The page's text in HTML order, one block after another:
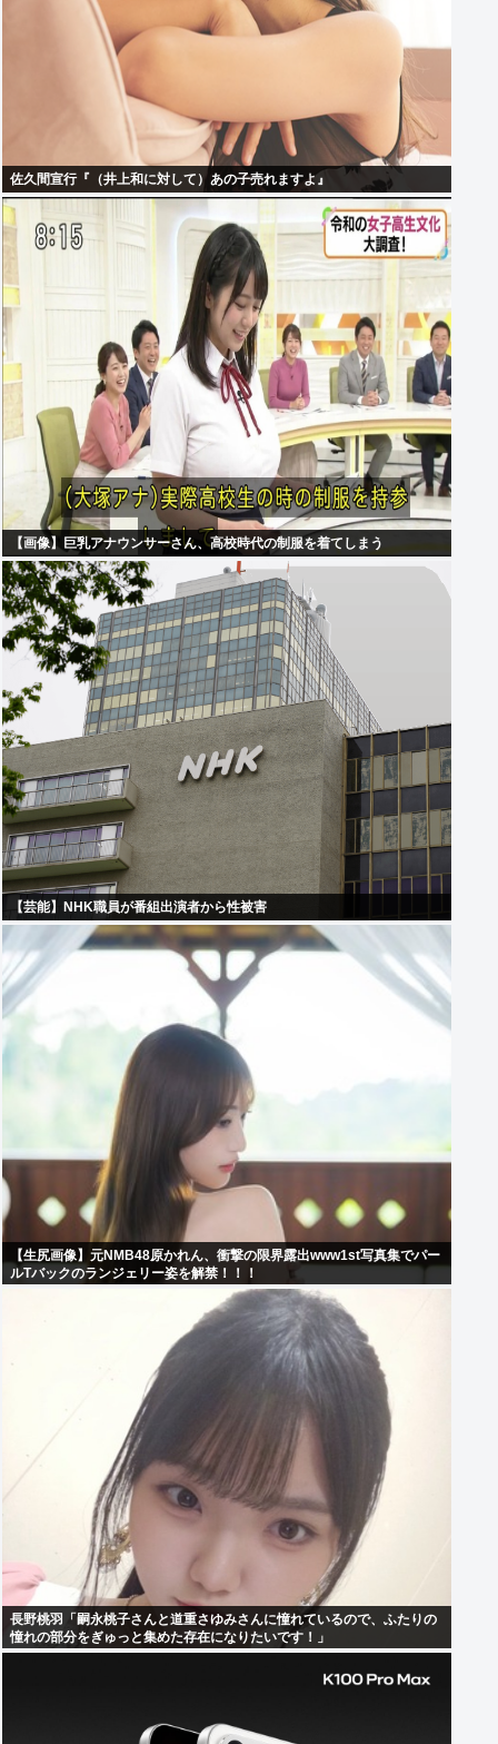
佐久間宣行『（井上和に対して）あの子売れますよ』
【画像】巨乳アナウンサーさん、高校時代の制服を着てしまう
【芸能】NHK職員が番組出演者から性被害
【生尻画像】元NMB48原かれん、衝撃の限界露出www1st写真集でパー
ルTバックのランジェリー姿を解禁！！！
長野桃羽「嗣永桃子さんと道重さゆみさんに憧れているので、ふたりの
憧れの部分をぎゅっと集めた存在になりたいです！」